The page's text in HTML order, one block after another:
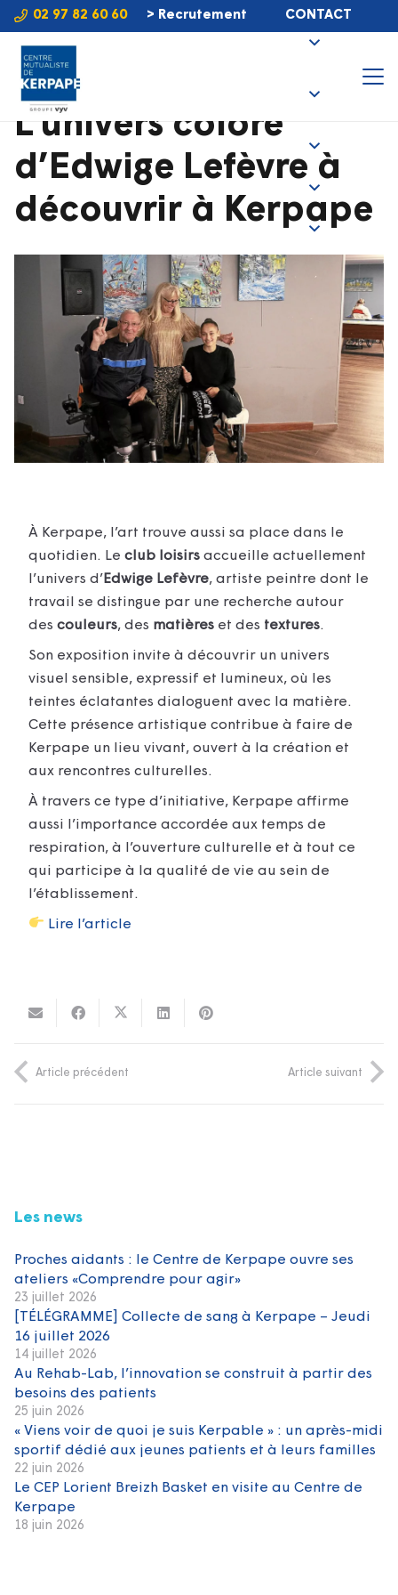
02 97 82 60 60 > Recrutement CONTACT
L’univers coloré
d’Edwige Lefèvre à
découvrir à Kerpape
À Kerpape, l’art trouve aussi sa place dans le
quotidien. Le club loisirs accueille actuellement
l’univers d’Edwige Lefèvre, artiste peintre dont le
travail se distingue par une recherche autour
des couleurs, des matières et des textures.
Son exposition invite à découvrir un univers
visuel sensible, expressif et lumineux, où les
teintes éclatantes dialoguent avec la matière.
Cette présence artistique contribue à faire de
Kerpape un lieu vivant, ouvert à la création et
aux rencontres culturelles.
À travers ce type d’initiative, Kerpape affirme
aussi l’importance accordée aux temps de
respiration, à l’ouverture culturelle et à tout ce
qui participe à la qualité de vie au sein de
l’établissement.
Lire l’article
Article précédent Article suivant
Les news
Proches aidants : le Centre de Kerpape ouvre ses
ateliers «Comprendre pour agir»
23 juillet 2026
[TÉLÉGRAMME] Collecte de sang à Kerpape – Jeudi
16 juillet 2026
14 juillet 2026
Au Rehab-Lab, l’innovation se construit à partir des
besoins des patients
25 juin 2026
« Viens voir de quoi je suis Kerpable » : un après-midi
sportif dédié aux jeunes patients et à leurs familles
22 juin 2026
Le CEP Lorient Breizh Basket en visite au Centre de
Kerpape
18 juin 2026